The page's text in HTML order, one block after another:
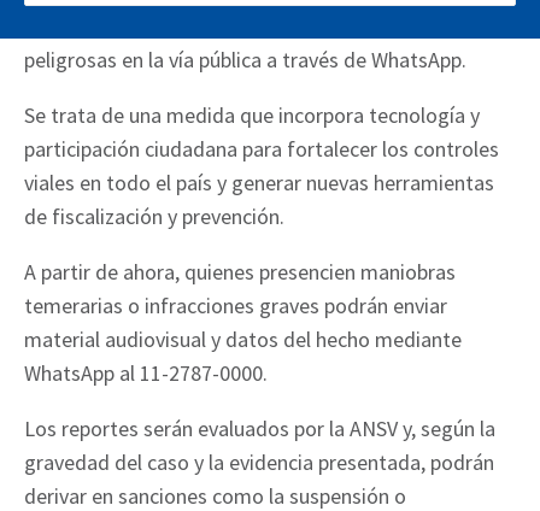
peligrosas en la vía pública a través de WhatsApp.
Se trata de una medida que incorpora tecnología y
participación ciudadana para fortalecer los controles
viales en todo el país y generar nuevas herramientas
de fiscalización y prevención.
A partir de ahora, quienes presencien maniobras
temerarias o infracciones graves podrán enviar
material audiovisual y datos del hecho mediante
WhatsApp al 11-2787-0000.
Los reportes serán evaluados por la ANSV y, según la
gravedad del caso y la evidencia presentada, podrán
derivar en sanciones como la suspensión o